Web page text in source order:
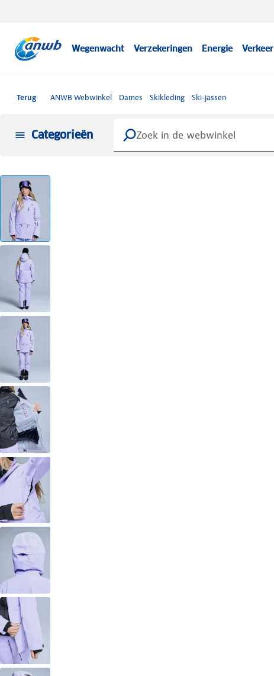
Wegenwacht Verzekeringen Energie Verkeer
Terug ANWB Webwinkel Dames Skikleding Ski-jassen
Categorieën